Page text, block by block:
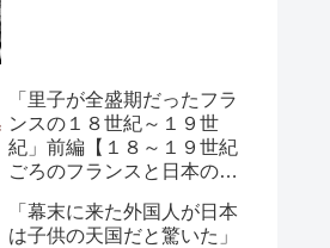
「里子が全盛期だったフラ
ンスの１８世紀～１９世
紀」前編【１８～１９世紀
ごろのフランスと日本の子
「幕末に来た外国人が日本
は子供の天国だと驚いた」